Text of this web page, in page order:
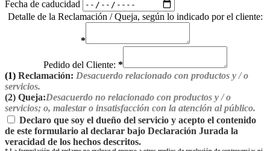
Fecha de caducidad
Detalle de la Reclamación / Queja, según lo indicado por el cliente:
*
Pedido del Cliente: *
(1) Reclamación: Desacuerdo relacionado con productos y / o
servicios.
(2) Queja:Desacuerdo no relacionado con productos y / o
servicios; o, malestar o insatisfacción con la atención al público.
Declaro que soy el dueño del servicio y acepto el contenido
de este formulario al declarar bajo Declaración Jurada la
veracidad de los hechos descritos.